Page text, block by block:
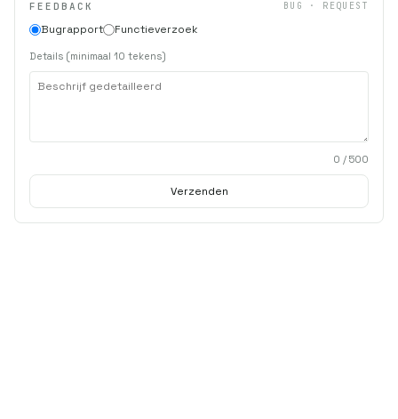
FEEDBACK BUG · REQUEST
Bugrapport Functieverzoek
Details (minimaal 10 tekens)
0 / 500
Verzenden